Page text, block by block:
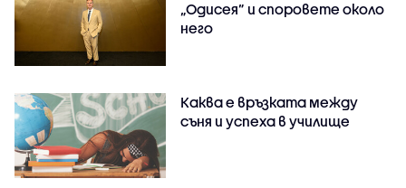
„Одисея” и споровете около
него
Каква е връзката между
съня и успеха в училище